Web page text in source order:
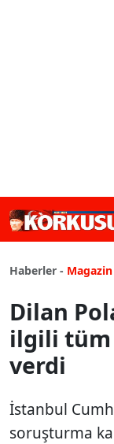
Haberler - Magazin
Dilan
ilgili tüm
verdi
İstanbul
soruşturma